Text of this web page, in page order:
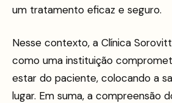
um tratamento eficaz e seguro.
Nesse contexto, a Clínica
como uma instituição
estar do paciente, colocando a
lugar. Em suma, a compreensão